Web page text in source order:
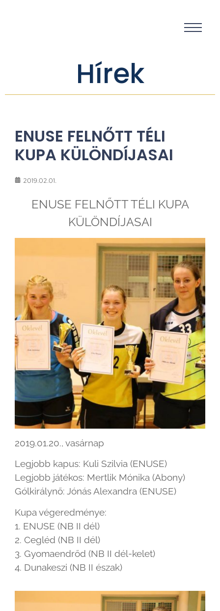
Hírek
ENUSE FELNŐTT TÉLI
KUPA KÜLÖNDÍJASAI
2019.02.01.
ENUSE FELNŐTT TÉLI KUPA
KÜLÖNDÍJASAI
2019.01.20., vasárnap
Legjobb kapus: Kuli Szilvia (ENUSE)
Legjobb játékos: Mertlik Mónika (Abony)
Gólkirálynő: Jónás Alexandra (ENUSE)
Kupa végeredménye:
1. ENUSE (NB II dél)
2. Cegléd (NB II dél)
3. Gyomaendrőd (NB II dél-kelet)
4. Dunakeszi (NB II észak)